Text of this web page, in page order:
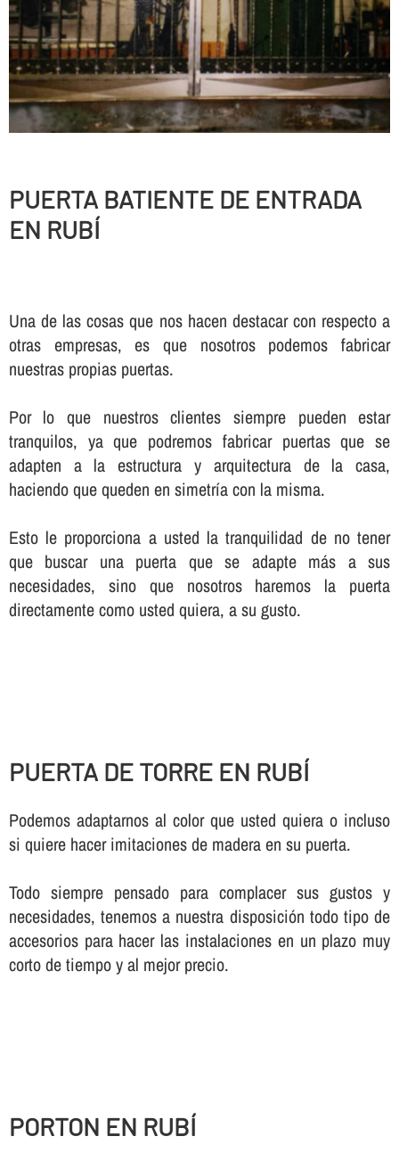
PUERTA BATIENTE DE ENTRADA
EN RUBÍ
Una de las cosas que nos hacen destacar con respecto a
otras empresas, es que nosotros podemos fabricar
nuestras propias puertas.
Por lo que nuestros clientes siempre pueden estar
tranquilos, ya que podremos fabricar puertas que se
adapten a la estructura y arquitectura de la casa,
haciendo que queden en simetrí­a con la misma.
Esto le proporciona a usted la tranquilidad de no tener
que buscar una puerta que se adapte más a sus
necesidades, sino que nosotros haremos la puerta
directamente como usted quiera, a su gusto.
PUERTA DE TORRE EN RUBÍ
Podemos adaptarnos al color que usted quiera o incluso
si quiere hacer imitaciones de madera en su puerta.
Todo siempre pensado para complacer sus gustos y
necesidades, tenemos a nuestra disposición todo tipo de
accesorios para hacer las instalaciones en un plazo muy
corto de tiempo y al mejor precio.
PORTON EN RUBÍ